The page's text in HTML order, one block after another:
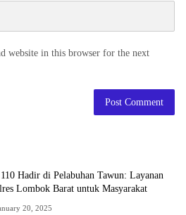
website in this browser for the next
Hadir di Pelabuhan Tawun: Layanan
Lombok Barat untuk Masyarakat
20, 2025